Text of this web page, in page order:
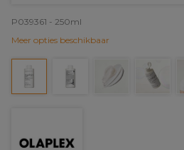
P039361 - 250ml
Meer opties beschikbaar